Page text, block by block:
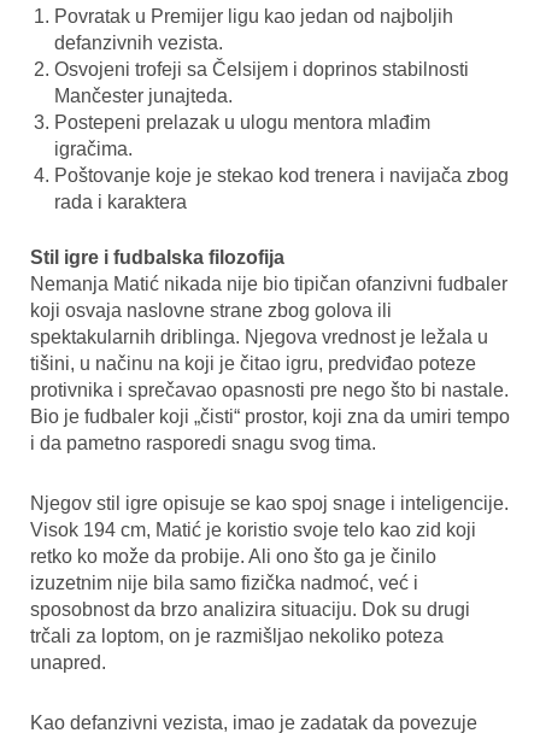
Povratak u Premijer ligu kao jedan od najboljih
defanzivnih vezista.
Osvojeni trofeji sa Čelsijem i doprinos stabilnosti
Mančester junajteda.
Postepeni prelazak u ulogu mentora mlađim
igračima.
Poštovanje koje je stekao kod trenera i navijača zbog
rada i karaktera
Stil igre i fudbalska filozofija
Nemanja Matić nikada nije bio tipičan ofanzivni fudbaler
koji osvaja naslovne strane zbog golova ili
spektakularnih driblinga. Njegova vrednost je ležala u
tišini, u načinu na koji je čitao igru, predviđao poteze
protivnika i sprečavao opasnosti pre nego što bi nastale.
Bio je fudbaler koji „čisti“ prostor, koji zna da umiri tempo
i da pametno rasporedi snagu svog tima.
Njegov stil igre opisuje se kao spoj snage i inteligencije.
Visok 194 cm, Matić je koristio svoje telo kao zid koji
retko ko može da probije. Ali ono što ga je činilo
izuzetnim nije bila samo fizička nadmoć, već i
sposobnost da brzo analizira situaciju. Dok su drugi
trčali za loptom, on je razmišljao nekoliko poteza
unapred.
Kao defanzivni vezista, imao je zadatak da povezuje